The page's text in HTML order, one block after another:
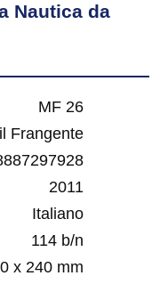
Nautica da
MF 26
Frangente
2011
Italiano
114 b/n
x 240 mm